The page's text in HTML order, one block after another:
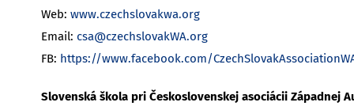
Web: www.czechslovakwa.org
Email: csa@czechslovakWA.org
FB: https://www.facebook.com/
Slovenská škola pri Československej asociácii Západnej